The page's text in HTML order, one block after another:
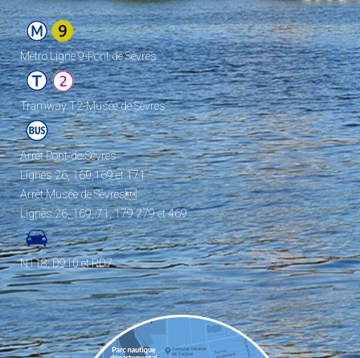
Metro Ligne 9-Pont de Sèvres
Tramway T2-Musée de Sèvres
Arrêt Pont-de-Sèvres
Lignes 26, 160,169 et 171
Arrêt Musée de Sèvres
Lignes 26, 169, 71, 179 279 et 469
N118, D910 et RD7